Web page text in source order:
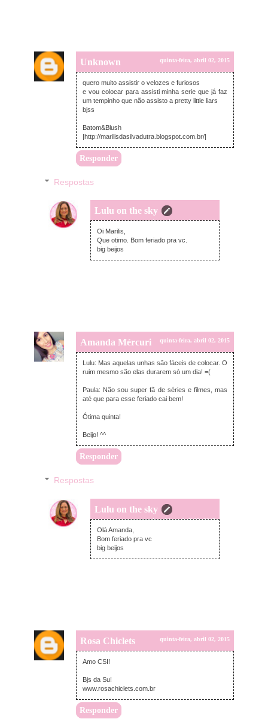
Unknown quinta-feira, abril 02, 2015
quero muito assistir o velozes e furiosos
e vou colocar para assisti minha serie que já faz
um tempinho que não assisto a pretty little liars
bjss
Batom&Blush
|http://marilisdasilvadutra.blogspot.com.br/|
Responder
Respostas
Lulu on the sky
quinta-feira, abril 02, 2015
Oi Marilis,
Que otimo. Bom feriado pra vc.
big beijos
Amanda Mércuri quinta-feira, abril 02, 2015
Lulu: Mas aquelas unhas são fáceis de colocar. O
ruim mesmo são elas durarem só um dia! =(
Paula: Não sou super fã de séries e filmes, mas
até que para esse feriado cai bem!
Ótima quinta!
Beijo! ^^
Responder
Respostas
Lulu on the sky
quinta-feira, abril 02, 2015
Olá Amanda,
Bom feriado pra vc
big beijos
Rosa Chiclets quinta-feira, abril 02, 2015
Amo CSI!
Bjs da Su!
www.rosachiclets.com.br
Responder